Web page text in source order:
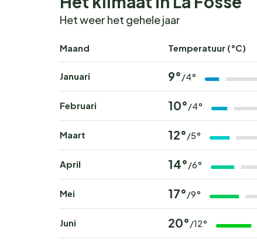
Het weer het gehele jaar
Maand Temperatuur (°C)
Januari 9° /4°
Februari 10° /4°
Maart 12° /5°
April 14° /6°
Mei 17° /9°
Juni 20° /12°